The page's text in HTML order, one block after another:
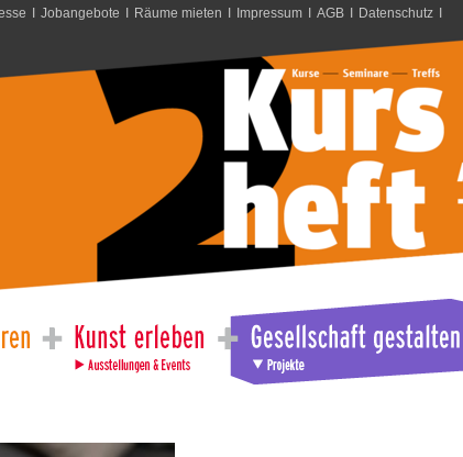
I Jobangebote I Räume mieten I Impressum I AGB I Datenschutz I